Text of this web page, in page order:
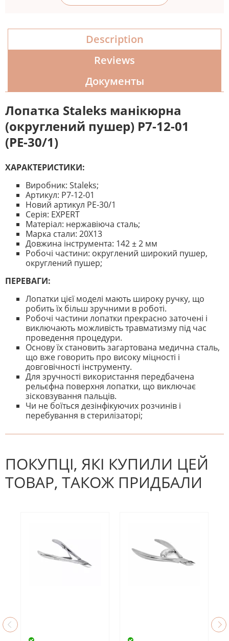
Description
Reviews
Документы
Лопатка Staleks манікюрна
(округлений пушер) P7-12-01
(PЕ-30/1)
ХАРАКТЕРИСТИКИ:
Виробник: Staleks;
Артикул: P7-12-01
Новий артикул PE-30/1
Серія: EXPERT
Матеріал: нержавіюча сталь;
Марка стали: 20Х13
Довжина інструмента: 142 ± 2 мм
Робочі частини: округлений широкий пушер,
округлений пушер;
ПЕРЕВАГИ:
Лопатки цієї моделі мають широку ручку, що
робить їх більш зручними в роботі.
Робочі частини лопатки прекрасно заточені і
виключають можливість травматизму під час
проведення процедури.
Основу їх становить загартована медична сталь,
що вже говорить про високу міцності і
довговічності інструменту.
Для зручності використання передбачена
рельєфна поверхня лопатки, що виключає
зісковзування пальців.
Чи не боїться дезінфікуючих розчинів і
перебування в стерилізаторі;
На даний час немає відгуків. Ви
ПОКУПЦІ, ЯКІ КУПИЛИ ЦЕЙ
ТОВАР, ТАКОЖ ПРИДБАЛИ